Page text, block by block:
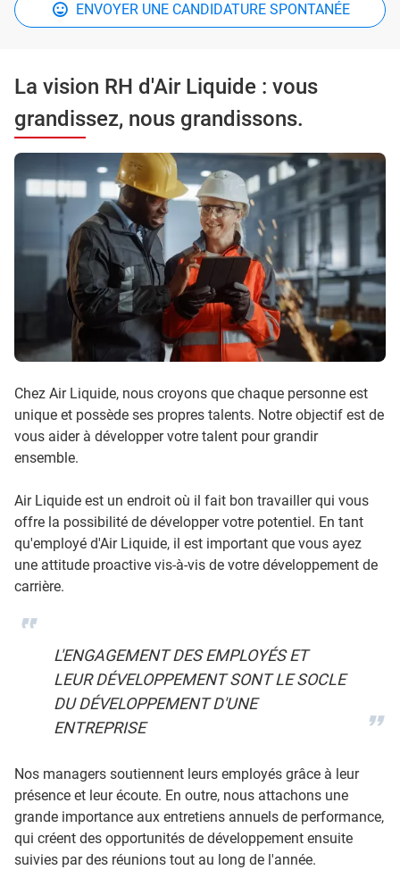
ENVOYER UNE CANDIDATURE SPONTANÉE
La vision RH d'Air Liquide : vous
grandissez, nous grandissons.
Chez Air Liquide, nous croyons que chaque personne est
unique et possède ses propres talents. Notre objectif est de
vous aider à développer votre talent pour grandir
ensemble.
Air Liquide est un endroit où il fait bon travailler qui vous
offre la possibilité de développer votre potentiel. En tant
qu'employé d'Air Liquide, il est important que vous ayez
une attitude proactive vis-à-vis de votre développement de
carrière.
L'ENGAGEMENT DES EMPLOYÉS ET
LEUR DÉVELOPPEMENT SONT LE SOCLE
DU DÉVELOPPEMENT D'UNE
ENTREPRISE
Nos managers soutiennent leurs employés grâce à leur
présence et leur écoute. En outre, nous attachons une
grande importance aux entretiens annuels de performance,
qui créent des opportunités de développement ensuite
suivies par des réunions tout au long de l'année.